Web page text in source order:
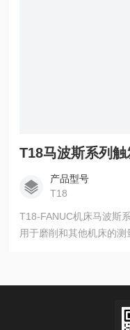
T18马波斯系列
产品型号
T18
T18-FANUC机床马波斯
用于磨削和其他机床的
测头系统可用于铣床、
实时监控、判断工件是否